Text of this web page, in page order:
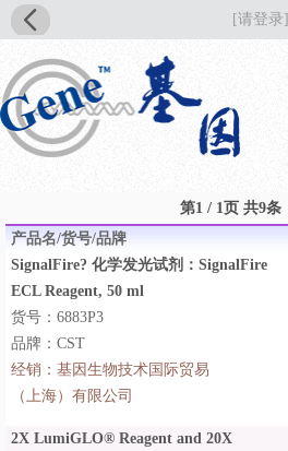
[请登录]
第1 / 1页 共9条
产品名/货号/品牌
SignalFire? 化学发光试剂：SignalFire
ECL Reagent, 50 ml
货号：6883P3
品牌：CST
经销： 基因生物技术国际贸易
（上海）有限公司
2X LumiGLO® Reagent and 20X